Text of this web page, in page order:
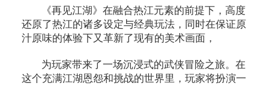
《再见江湖》在融合热江元素的前提下，高度
还原了热江的诸多设定与经典玩法，同时在保证原
汁原味的体验下又革新了现有的美术画面，
为玩家带来了一场沉浸式的武侠冒险之旅。在
这个充满江湖恩怨和挑战的世界里，玩家将扮演一